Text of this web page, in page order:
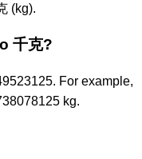
(kg).
千克?
For example,
kg.